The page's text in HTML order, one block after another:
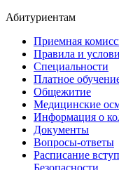
Абитуриентам
Приемная
Правила и
Специальности
Платное
Общежитие
Медицинские
Информация о
Документы
Вопросы-ответы
Расписание
Безопасности